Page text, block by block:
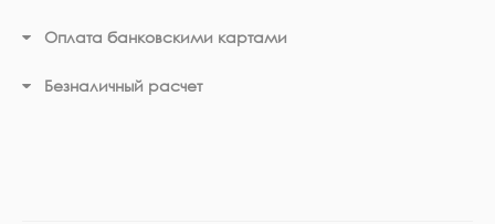
Оплата банковскими картами
Безналичный расчет